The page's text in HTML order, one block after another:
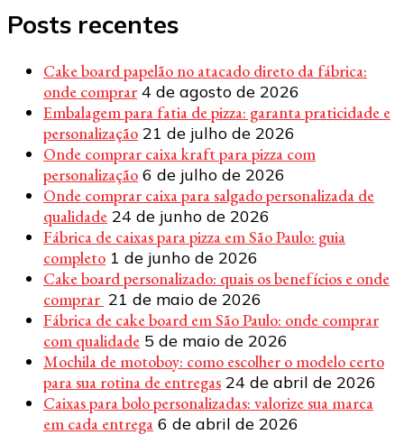
Posts recentes
Cake board papelão no atacado direto da fábrica:
onde comprar 4 de agosto de 2026
Embalagem para fatia de pizza: garanta praticidade e
personalização 21 de julho de 2026
Onde comprar caixa kraft para pizza com
personalização 6 de julho de 2026
Onde comprar caixa para salgado personalizada de
qualidade 24 de junho de 2026
Fábrica de caixas para pizza em São Paulo: guia
completo 1 de junho de 2026
Cake board personalizado: quais os benefícios e onde
comprar 21 de maio de 2026
Fábrica de cake board em São Paulo: onde comprar
com qualidade 5 de maio de 2026
Mochila de motoboy: como escolher o modelo certo
para sua rotina de entregas 24 de abril de 2026
Caixas para bolo personalizadas: valorize sua marca
em cada entrega 6 de abril de 2026